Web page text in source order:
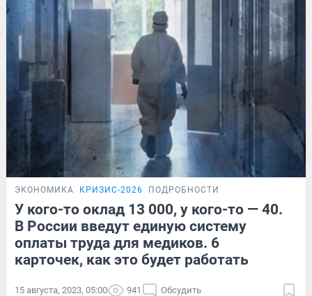
ЭКОНОМИКА КРИЗИС-2026 ПОДРОБНОСТИ
У кого-то оклад 13 000, у кого-то — 40.
В России введут единую систему
оплаты труда для медиков. 6
карточек, как это будет работать
15 августа, 2023, 05:00 941 Обсудить